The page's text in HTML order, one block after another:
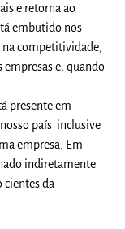
e retorna ao
embutido nos
na competitividade,
empresas e, quando
presente em
país inclusive
empresa. Em
indiretamente
cientes da